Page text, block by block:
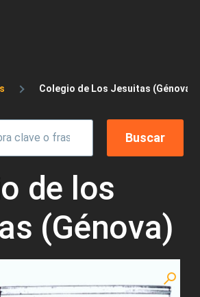
enlaces de ayuda a la
Colegio de Los Jesuitas (Génova)
de los
(Génova)